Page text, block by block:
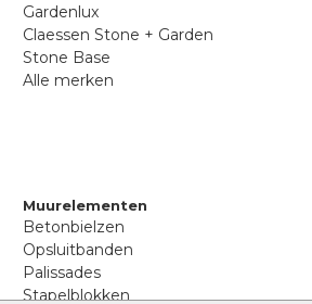
Gardenlux
Claessen Stone + Garden
Stone Base
Alle merken
Muurelementen
Betonbielzen
Opsluitbanden
Palissades
Stapelblokken